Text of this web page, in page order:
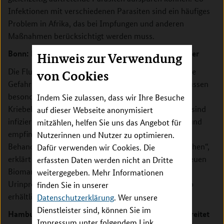
Hinweis zur Verwendung
von Cookies
Indem Sie zulassen, dass wir Ihre Besuche
auf dieser Webseite anonymisiert
mitzählen, helfen Sie uns das Angebot für
Nutzerinnen und Nutzer zu optimieren.
Dafür verwenden wir Cookies. Die
erfassten Daten werden nicht an Dritte
weitergegeben. Mehr Informationen
finden Sie in unserer
Datenschutzerklärung. Wer unsere
Dienstleister sind, können Sie im
Infektionen mit verschiedenen Parasiten sind ein häufiges
Problem in Afrika, das bei Impfungen und anderen
Maßnahmen berücksichtigt werden muss.
Bonn: Flussblindheit – Ansteckungsgefahr am Wasser
Die Flussblindheit ist Folge einer Filarieninfektion. Die
Gefahr einer Infektion mit diesen Würmern ist an Flüssen
besonders groß, da sich dort ihr Überträger, die
Kriebelmücke, aufhält. Über 30 Millionen Menschen sind
infiziert. „Was wir dringend brauchen, sind schnelle und
empfindliche Tests, die anzeigen, wann man eine
Behandlung abbrechen kann und wann Rückfälle drohen“,
erklärt Hörauf, der in Bonn mit seinem Team nach neuen
Biomarkern forscht. Ein Ziel ist die Diagnostik in
Urinproben, die problemloser und mit weniger Risiko
erhältlich sind als Blutproben.
Hamburg: Bilharziose – in Afrika am weitesten verbreitet